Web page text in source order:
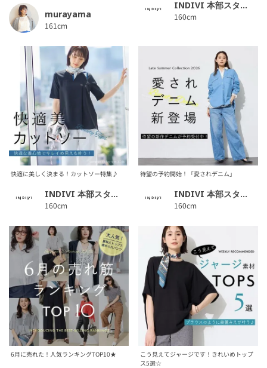
murayama
161cm
INDIVI 本部スタッフ
160cm
快適に美しく決まる！カットソー特集♪
INDIVI 本部スタッフ
160cm
待望の予約開始！「愛されデニム」
INDIVI 本部スタッフ
160cm
6月に売れた！人気ランキングTOP10★
こう見えてジャージです！きれいめトップ
ス5選☆